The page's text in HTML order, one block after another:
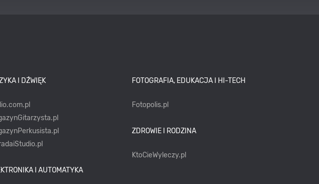
I DŹWIĘK
I AUTOMATYKA
FOTOGRAFIA, EDUKACJA I HI-TECH
Fotopolis.pl
ZDROWIE I RODZINA
KtoCieWyleczy.pl